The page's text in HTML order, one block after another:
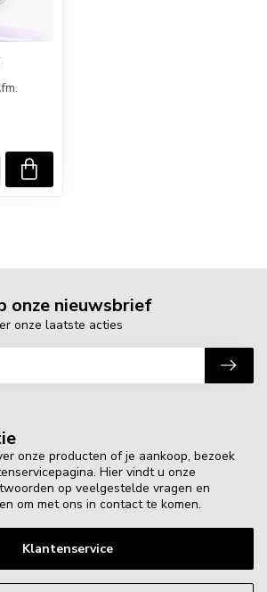
onze producten of je aankoop, bezoek
Hier vindt u onze
op veelgestelde vragen en
om met ons in contact te komen.
Klantenservice
onze nieuwsbrief
onze laatste acties